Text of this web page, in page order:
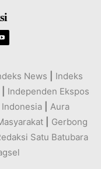
News
Indeks
Independen Ekspos
Indonesia
Aura
Gerbong
Satu Batubara